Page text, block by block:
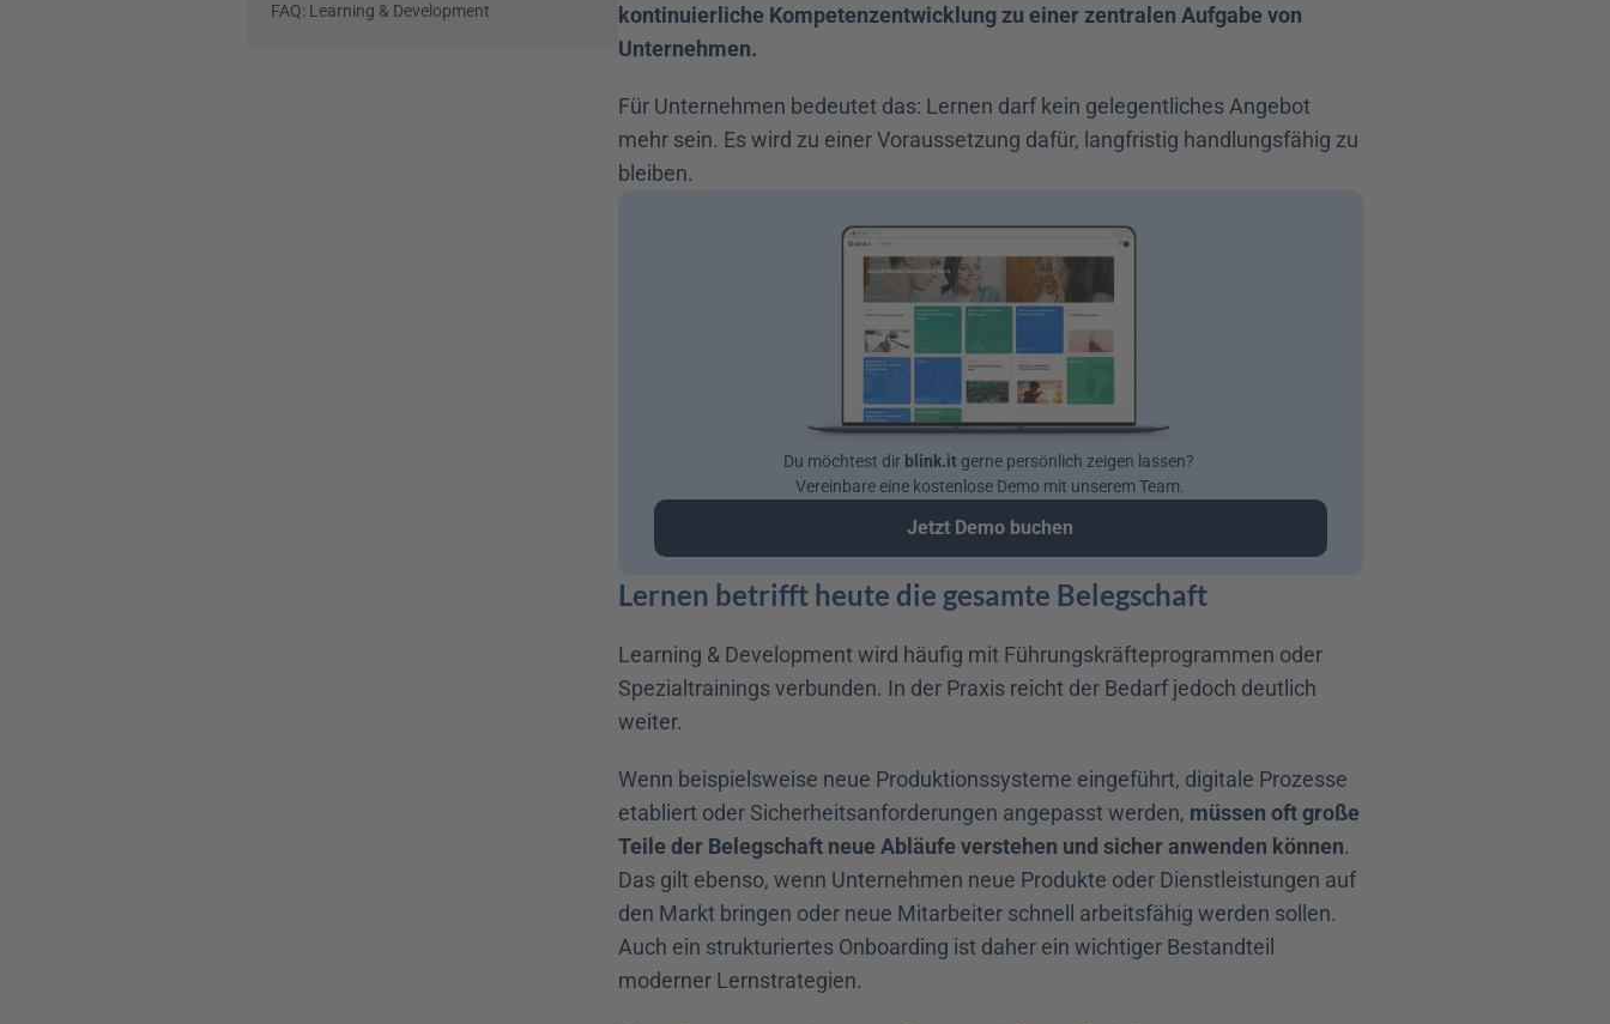
FAQ: Learning & Development
kontinuierliche Kompetenzentwicklung zu einer zentralen Aufgabe von
Unternehmen.
Für Unternehmen bedeutet das: Lernen darf kein gelegentliches Angebot
mehr sein. Es wird zu einer Voraussetzung dafür, langfristig handlungsfähig zu
bleiben.
Du möchtest dir blink.it gerne persönlich zeigen lassen?
Vereinbare eine kostenlose Demo mit unserem Team.
Jetzt Demo buchen
Lernen betrifft heute die gesamte Belegschaft
Learning & Development wird häufig mit Führungskräfteprogrammen oder
Spezialtrainings verbunden. In der Praxis reicht der Bedarf jedoch deutlich
weiter.
Wenn beispielsweise neue Produktionssysteme eingeführt, digitale Prozesse
etabliert oder Sicherheitsanforderungen angepasst werden, müssen oft große
Teile der Belegschaft neue Abläufe verstehen und sicher anwenden können.
Das gilt ebenso, wenn Unternehmen neue Produkte oder Dienstleistungen auf
den Markt bringen oder neue Mitarbeiter schnell arbeitsfähig werden sollen.
Auch ein strukturiertes Onboarding ist daher ein wichtiger Bestandteil
moderner Lernstrategien.